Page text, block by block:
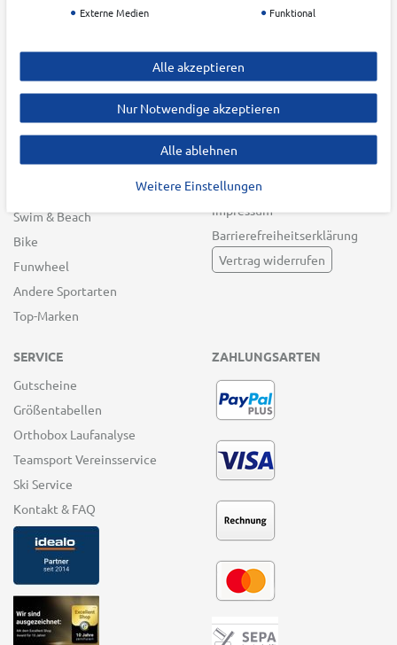
Training
Racketsport
Freizeit
Swim & Beach
Bike
Funwheel
Andere Sportarten
Top-Marken
Nachhaltigkeit
Zahlung & Versand
Widerrufsrecht
Datenschutz &
Batteriehinweis
Impressum
Barrierefreiheitserklärung
Vertrag widerrufen
SERVICE
Gutscheine
Größentabellen
Orthobox Laufanalyse
Teamsport Vereinsservice
Ski Service
Kontakt & FAQ
ZAHLUNGSARTEN
Externe Medien
Funktional
Alle akzeptieren
Nur Notwendige akzeptieren
Alle ablehnen
Weitere Einstellungen